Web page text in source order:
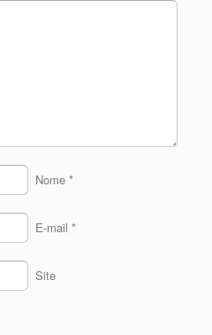
Nome *
E-mail *
Site